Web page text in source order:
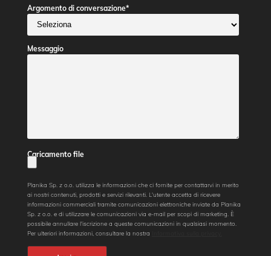
Argomento di conversazione*
Messaggio
Caricamento file
Planika Sp. z o.o. utilizza le informazioni che ci fornite per contattarvi in merito
ai nostri contenuti, prodotti e servizi rilevanti. L'utente accetta di ricevere
informazioni commerciali tramite comunicazioni elettroniche inviate da Planika
Sp. z o.o. e di utilizzare le comunicazioni via e-mail per scopi di marketing. È
possibile annullare l'iscrizione a queste comunicazioni in qualsiasi momento.
Per ulteriori informazioni, consultare la nostra